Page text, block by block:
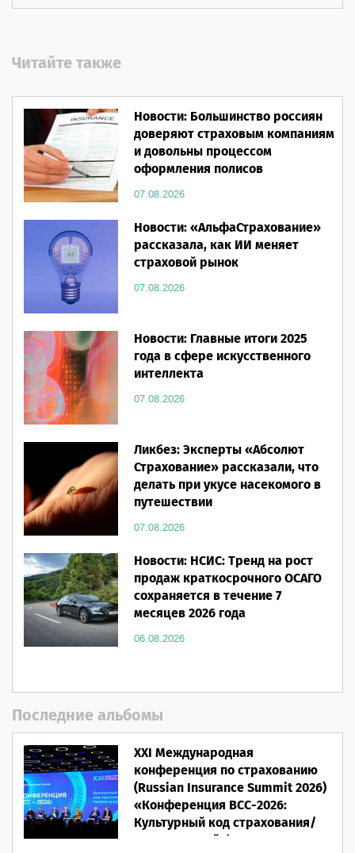
Читайте также
Новости: Большинство россиян
доверяют страховым компаниям
и довольны процессом
оформления полисов
07.08.2026
Новости: «АльфаСтрахование»
рассказала, как ИИ меняет
страховой рынок
07.08.2026
Новости: Главные итоги 2025
года в сфере искусственного
интеллекта
07.08.2026
Ликбез: Эксперты «Абсолют
Страхование» рассказали, что
делать при укусе насекомого в
путешествии
07.08.2026
Новости: НСИС: Тренд на рост
продаж краткосрочного ОСАГО
сохраняется в течение 7
месяцев 2026 года
06.08.2026
Последние альбомы
XXI Международная
конференция по страхованию
(Russian Insurance Summit 2026)
«Конференция ВСС-2026:
Культурный код страхования/
Человеческий фактор»